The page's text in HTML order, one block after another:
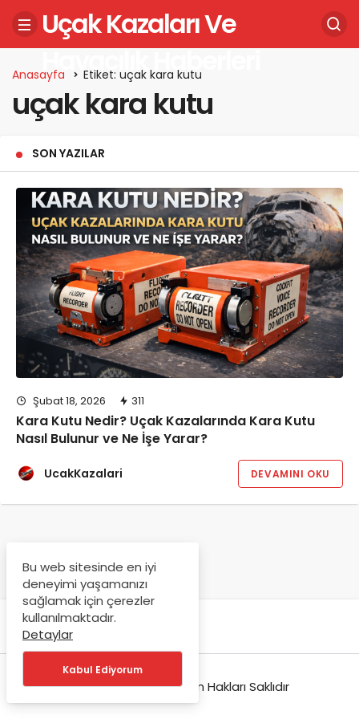
Uçak Kazaları Ve
Havacılık Haberleri
Anasayfa Etiket: uçak kara kutu
uçak kara kutu
SON YAZILAR
Şubat 18, 2026 311
Kara Kutu Nedir? Uçak Kazalarında Kara Kutu
Nasıl Bulunur ve Ne İşe Yarar?
UcakKazalari DEVAMINI OKU
© Copyright 2026, Tüm Hakları Saklıdır
Bu web sitesinde en iyi
deneyimi yaşamanızı
sağlamak için çerezler
kullanılmaktadır.
Detaylar
Kabul Ediyorum